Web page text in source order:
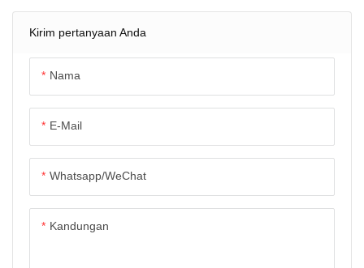
Kirim pertanyaan Anda
Nama
E-Mail
Whatsapp/WeChat
Kandungan
Terintegrasi, ROS2 &
Pembelajaran Robot |
Dua Tangan &